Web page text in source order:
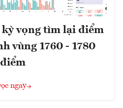
vọng tìm lại điểm
vùng 1760 - 1780
điểm
ngay